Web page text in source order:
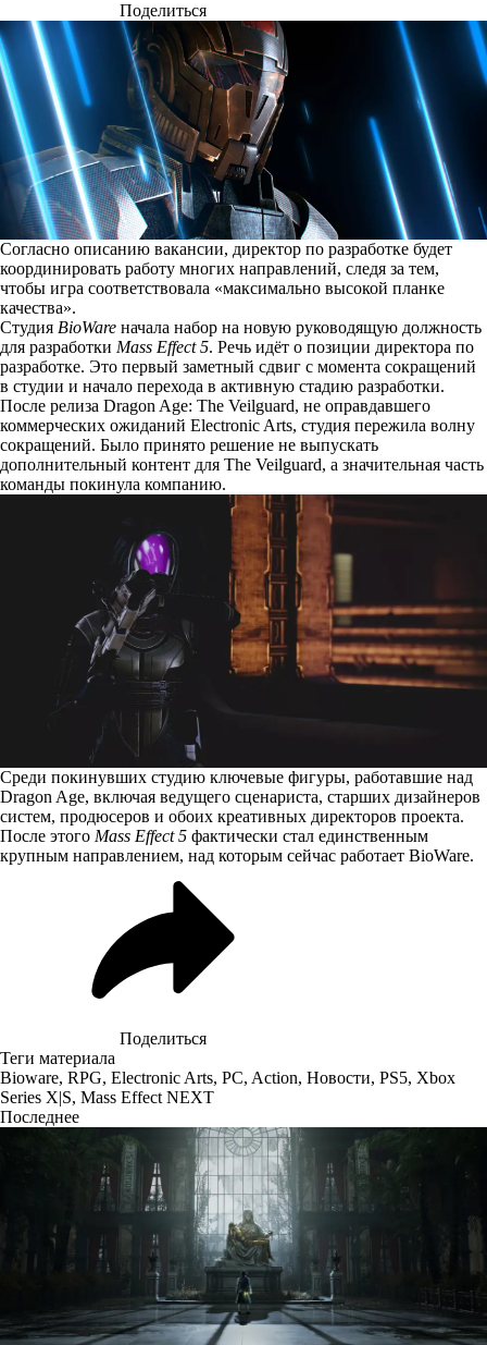
Поделиться
Согласно описанию вакансии, директор по разработке будет
координировать работу многих направлений, следя за тем,
чтобы игра соответствовала «максимально высокой планке
качества».
Студия BioWare начала набор на новую руководящую должность
для разработки Mass Effect 5. Речь идёт о позиции директора по
разработке. Это первый заметный сдвиг с момента сокращений
в студии и начало перехода в активную стадию разработки.
После релиза Dragon Age: The Veilguard, не оправдавшего
коммерческих ожиданий Electronic Arts, студия пережила волну
сокращений. Было принято решение не выпускать
дополнительный контент для The Veilguard, а значительная часть
команды покинула компанию.
Среди покинувших студию ключевые фигуры, работавшие над
Dragon Age, включая ведущего сценариста, старших дизайнеров
систем, продюсеров и обоих креативных директоров проекта.
После этого Mass Effect 5 фактически стал единственным
крупным направлением, над которым сейчас работает BioWare.
Поделиться
Теги материала
Bioware, RPG, Electronic Arts, PC, Action, Новости, PS5, Xbox
Series X|S, Mass Effect NEXT
Последнее